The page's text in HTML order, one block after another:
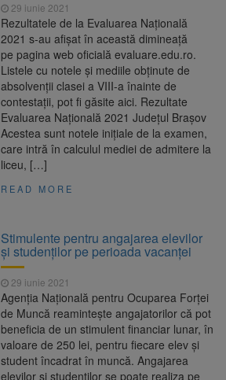
29 iunie 2021
Rezultatele de la Evaluarea Națională
2021 s-au afișat în această dimineață
pe pagina web oficială evaluare.edu.ro.
Listele cu notele și mediile obținute de
absolvenții clasei a VIII-a înainte de
contestații, pot fi găsite aici. Rezultate
Evaluarea Națională 2021 Județul Braşov
Acestea sunt notele inițiale de la examen,
care intră în calculul mediei de admitere la
liceu, […]
READ MORE
Stimulente pentru angajarea elevilor
şi studenţilor pe perioada vacanţei
29 iunie 2021
Agenţia Naţională pentru Ocuparea Forţei
de Muncă reaminteşte angajatorilor că pot
beneficia de un stimulent financiar lunar, în
valoare de 250 lei, pentru fiecare elev şi
student încadrat în muncă. Angajarea
elevilor şi studenţilor se poate realiza pe